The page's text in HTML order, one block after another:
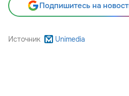
Подпишитесь на
Источник Unimedia